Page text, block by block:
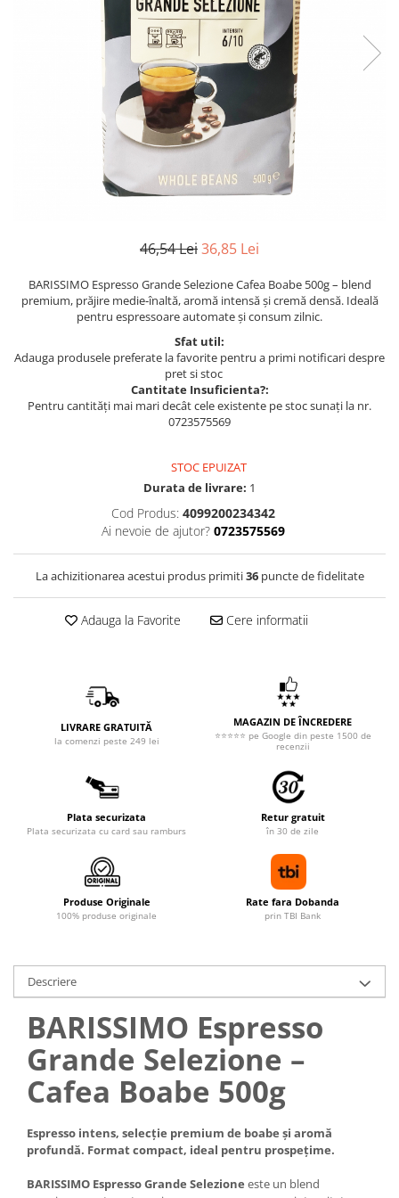
46,54 Lei36,85 Lei
BARISSIMO Espresso Grande Selezione Cafea Boabe 500g – blend
premium, prăjire medie‑înaltă, aromă intensă și cremă densă. Ideală
pentru espressoare automate și consum zilnic.
Sfat util:
Adauga produsele preferate la favorite pentru a primi notificari despre
pret si stoc
Cantitate Insuficienta?:
Pentru cantități mai mari decât cele existente pe stoc sunați la nr.
0723575569
STOC EPUIZAT
Durata de livrare: 1
Cod Produs: 4099200234342
Ai nevoie de ajutor? 0723575569
La achizitionarea acestui produs primiti36puncte de fidelitate
Adauga la Favorite Cere informatii
LIVRARE GRATUITĂ
la comenzi peste 249 lei
MAGAZIN DE ÎNCREDERE
⭐⭐⭐⭐⭐ pe Google din peste 1500 de
recenzii
Plata securizata
Plata securizata cu card sau ramburs
Retur gratuit
în 30 de zile
Produse Originale
100% produse originale
Rate fara Dobanda
prin TBI Bank
Descriere
BARISSIMO Espresso
Grande Selezione –
Cafea Boabe 500g
Espresso intens, selecție premium de boabe și aromă
profundă. Format compact, ideal pentru prospețime.
BARISSIMO Espresso Grande Selezione este un blend